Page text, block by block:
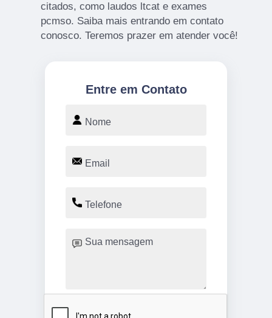
citados, como laudos ltcat e exames
pcmso. Saiba mais entrando em contato
conosco. Teremos prazer em atender você!
Entre em Contato